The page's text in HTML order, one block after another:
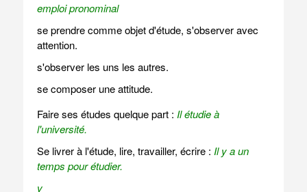
emploi pronominal
se prendre comme objet d'étude, s'observer avec
attention.
s'observer les uns les autres.
se composer une attitude.
Faire ses études quelque part : Il étudie à
l'université.
Se livrer à l'étude, lire, travailler, écrire : Il y a un
temps pour étudier.
v